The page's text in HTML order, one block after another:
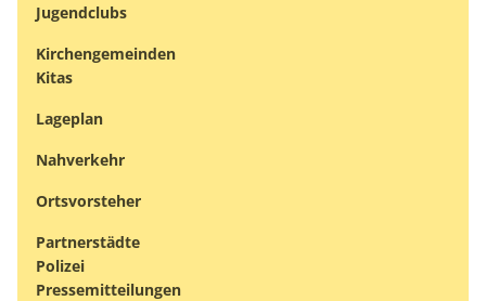
Jugendclubs
Kirchengemeinden
Kitas
Lageplan
Nahverkehr
Ortsvorsteher
Partnerstädte
Polizei
Pressemitteilungen